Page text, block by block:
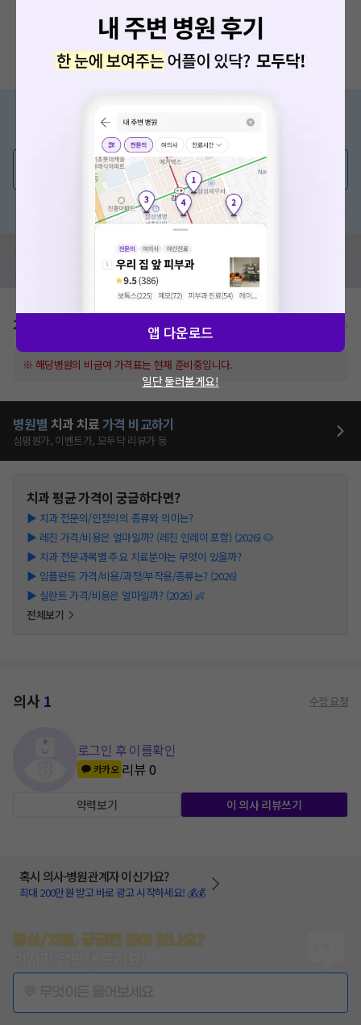
증상/치료, 궁금한 점이 있나요?
의사가 직접 답해드려요!
💬 무엇이든 물어보세요
혹은, 의료상담 서비스에 다양한 게시글 보러가기
혹시 잘못된 병원정보가 있나요?
모두닥 팀에 알려주세요!
가격표
※ 해당병원의 비급여 가격표는 현재 준비중입니다.
병원별 치과 치료가격 비교하기
심평원가, 이벤트가, 모두닥 리뷰가 등
치과평균 가격이 궁금하다면?
▶ 치과 전문의/인정의의 종류와 의미는?
▶ 레진 가격/비용은 얼마일까? (레진 인레이 포함) (2026) 🐶
▶ 치과 전문과목별 주요 치료분야는 무엇이 있을까?
▶ 임플란트 가격/비용/과정/부작용/종류는? (2026)
▶ 실란트 가격/비용은 얼마일까? (2026) 👶
전체보기
의사1 수정 요청
로그인 후 이름확인
카카오 리뷰0
약력보기 이 의사 리뷰쓰기
혹시 의사·병원관계자 이신가요?
최대 200만원 받고 바로 광고 시작하세요! 💰💰
증상/치료, 궁금한 점이 있나요?
앱 다운로드
일단 둘러볼게요!